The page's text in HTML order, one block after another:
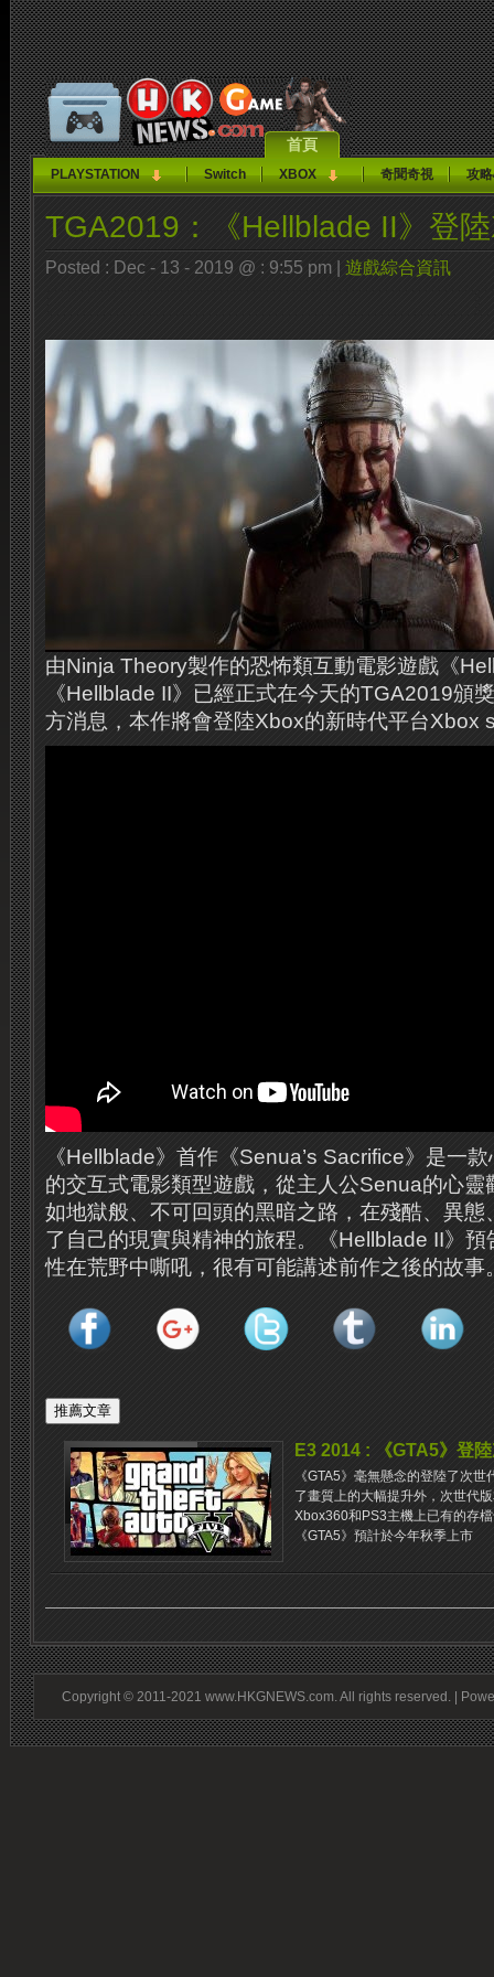
首頁
PLAYSTATION Switch XBOX 奇聞奇視 攻
TGA2019：《Hellblade II》登
Posted : Dec - 13 - 2019 @ : 9:55 pm | 遊戲綜合資訊
由Ninja Theory製作的恐怖類互動電影遊戲《
《Hellblade II》已經正式在今天的TGA2019頒
方消息，本作將會登陸Xbox的新時代平台Xbox
《Hellblade》首作《Senua’s Sacrifice》是一
的交互式電影類型遊戲，從主人公Senua的心靈
如地獄般、不可回頭的黑暗之路，在殘酷、異態
了自己的現實與精神的旅程。《Hellblade II》
性在荒野中嘶吼，很有可能講述前作之後的故事
E3 2014 : 《GTA5》登
《GTA5》毫無懸念的登陸了次
了畫質上的大幅提升外，次世代
Xbox360和PS3主機上已有的存
《GTA5》預計於今年秋季上市
Copyright © 2011-2021 www.HKGNEWS.com. All rights reserved. |